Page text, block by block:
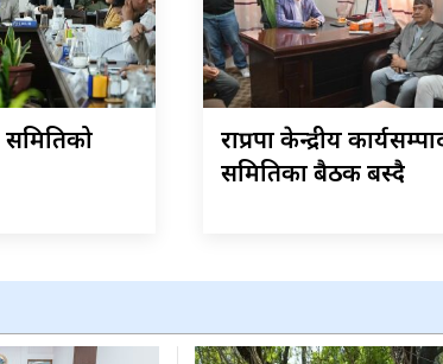
राप्रपा केन्द्रीय
समितिका बैठक बस्दै